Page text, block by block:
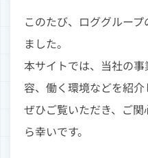
このたび、ロググルー
ました。
本サイトでは、当社の
容、働く環境などを紹介
ぜひご覧いただき、ご
ら幸いです。